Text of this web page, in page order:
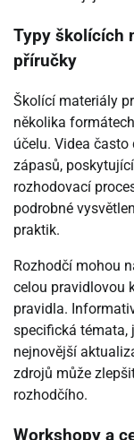
Typy školících
příručky
Školící materiály
několika
účelu. Videa
zápasů,
rozhodovací
podrobné
praktik.
Rozhodčí mohou
celou pravidlovou
pravidla.
specifická témata,
nejnovější
zdrojů může
rozhodčího.
Workshopy a